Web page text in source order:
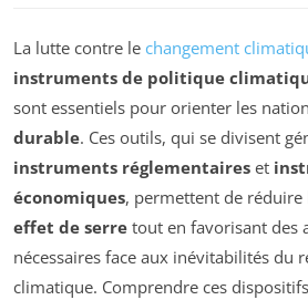
La lutte contre le changement
instruments de politique
sont essentiels pour orienter les
durable. Ces outils, qui se divisent
instruments réglementaires et
économiques, permettent de réduire
effet de serre tout en favorisant des
nécessaires face aux inévitabilités du
climatique. Comprendre ces